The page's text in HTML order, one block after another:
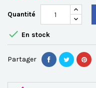
Quantité
 En stock
Partager